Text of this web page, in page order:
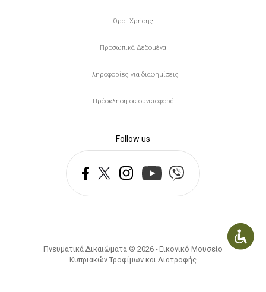
Υποσέλιδο
Όροι Χρήσης
Προσωπικά Δεδομένα
Πληροφορίες για διαφημίσεις
Πρόσκληση σε συνεισφορά
Follow us
Πνευματικά Δικαιώματα © 2026 - Εικονικό Μουσείο
Κυπριακών Τροφίμων και Διατροφής